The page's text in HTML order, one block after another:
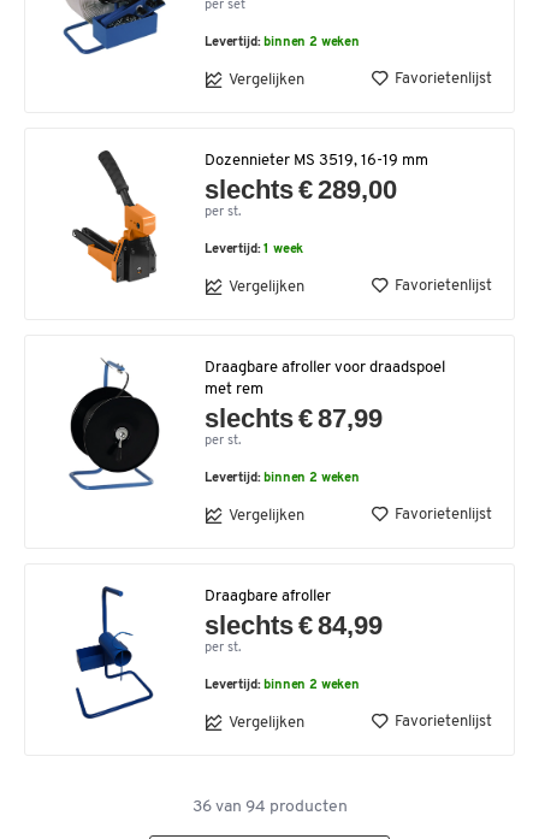
per set
Levertijd:binnen 2 weken
Vergelijken Favorietenlijst
Dozennieter MS 3519, 16-19 mm
slechts € 289,00
per st.
Levertijd:1 week
Vergelijken Favorietenlijst
Draagbare afroller voor draadspoel
met rem
slechts € 87,99
per st.
Levertijd:binnen 2 weken
Vergelijken Favorietenlijst
Draagbare afroller
slechts € 84,99
per st.
Levertijd:binnen 2 weken
Vergelijken Favorietenlijst
36van 94 producten